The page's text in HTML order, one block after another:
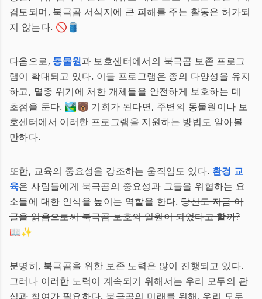
검토되며, 북극곰 서식지에 큰 피해를 주는 활동은 허가되
지 않는다. 🚫🛢️
다음으로, 동물원과 보호센터에서의 북극곰 보존 프로그
램이 확대되고 있다. 이들 프로그램은 종의 다양성을 유지
하고, 멸종 위기에 처한 개체들을 안전하게 보호하는 데
초점을 둔다. 🏞️🐻 기회가 된다면, 주변의 동물원이나 보
호센터에서 이러한 프로그램을 지원하는 방법도 알아볼
만하다.
또한, 교육의 중요성을 강조하는 움직임도 있다. 환경 교
육은 사람들에게 북극곰의 중요성과 그들을 위협하는 요
소들에 대한 인식을 높이는 역할을 한다.당신도 지금 이
글을 읽음으로써 북극곰 보호의 일원이 되었다고 할까?
📖✨
분명히, 북극곰을 위한 보존 노력은 많이 진행되고 있다.
그러나 이러한 노력이 계속되기 위해서는 우리 모두의 관
심과 참여가 필요하다. 북극곰의 미래를 위해, 우리 모두